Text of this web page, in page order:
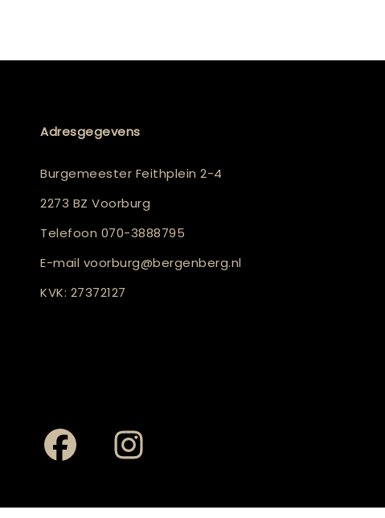
Adresgegevens
Burgemeester Feithplein 2-4
2273 BZ Voorburg
Telefoon 070-3888795
E-mail voorburg@bergenberg.nl
KVK: 27372127